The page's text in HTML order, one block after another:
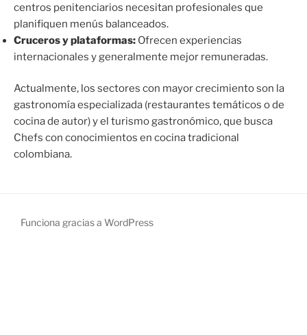
centros penitenciarios necesitan profesionales que
planifiquen menús balanceados.
Cruceros y plataformas:Ofrecen experiencias
internacionales y generalmente mejor remuneradas.
Actualmente, los sectores con mayor crecimiento son la
gastronomía especializada (restaurantes temáticos o de
cocina de autor) y el turismo gastronómico, que busca
Chefs con conocimientos en cocina tradicional
colombiana.
Funciona gracias a WordPress